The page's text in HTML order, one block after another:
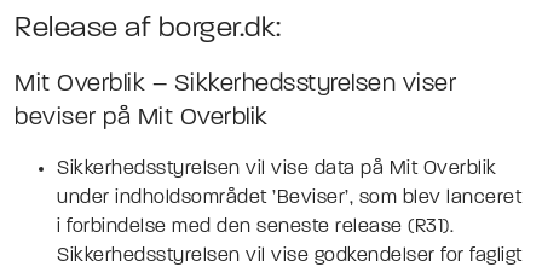
Release af borger.dk:
Mit Overblik – Sikkerhedsstyrelsen viser
beviser på Mit Overblik
Sikkerhedsstyrelsen vil vise data på Mit Overblik
under indholdsområdet ’Beviser’, som blev lanceret
i forbindelse med den seneste release (R31).
Sikkerhedsstyrelsen vil vise godkendelser for fagligt